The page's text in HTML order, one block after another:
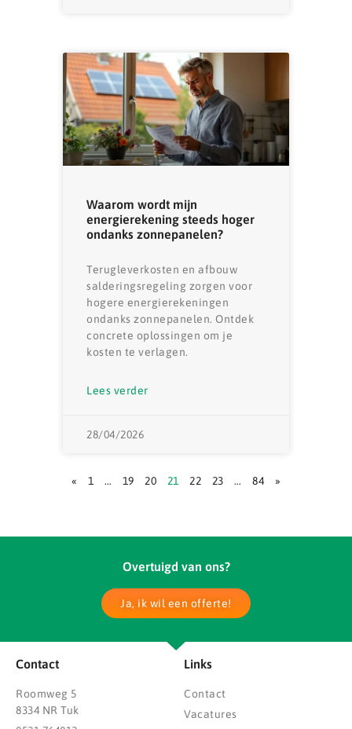
Waarom wordt mijn
energierekening steeds hoger
ondanks zonnepanelen?
Terugleverkosten en afbouw
salderingsregeling zorgen voor
hogere energierekeningen
ondanks zonnepanelen. Ontdek
concrete oplossingen om je
kosten te verlagen.
Lees verder
28/04/2026
« 1 … 19 20 21 22 23 … 84 »
Overtuigd van ons?
Ja, ik wil een offerte!
Contact
Roomweg 5
8334 NR Tuk
Links
Contact
Vacatures